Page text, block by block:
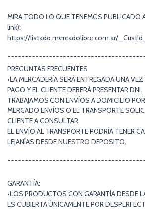
MIRA TODO LO QUE TENEMOS PUBLICADO
link):
https://listado.mercadolibre.com.ar/
PREGUNTAS FRECUENTES
•LA MERCADERÍA SERÁ ENTREGADA UNA
PAGO Y EL CLIENTE DEBERÁ PRESENTAR DNI.
TRABAJAMOS CON ENVÍOS A DOMICILIO
MERCADO ENVÍOS O EL TRANSPORTE
CLIENTE A CONSULTAR.
EL ENVÍO AL TRANSPORTE PODRÍA TENER
LEJANÍAS DESDE NUESTRO DEPOSITO.
GARANTÍA:
•LOS PRODUCTOS CON GARANTÍA DESDE
ES CUBIERTA ÚNICAMENTE POR